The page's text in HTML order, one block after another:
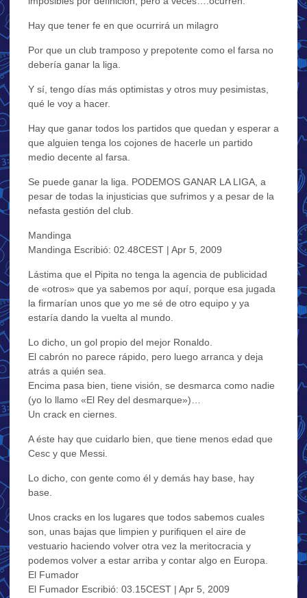
Hay que tener fe en que ocurrirá un milagro
Por que un club tramposo y prepotente como el farsa no
debería ganar la liga.
Y sí, tengo días más optimistas y otros muy pesimistas,
qué le voy a hacer.
Hay que ganar todos los partidos que quedan y esperar a
que alguien tenga los cojones de hacerle un partido
medio decente al farsa.
Se puede ganar la liga. PODEMOS GANAR LA LIGA, a
pesar de todas la injusticias que sufrimos y a pesar de la
nefasta gestión del club.
Mandinga
Mandinga Escribió: 02.48CEST | Apr 5, 2009
Lástima que el Pipita no tenga la agencia de publicidad
de «otros» que ya sabemos por aquí, porque esa jugada
la firmarían unos que yo me sé de otro equipo y ya
estaría dando la vuelta al mundo.
Lo dicho, un gol propio del mejor Ronaldo.
El cabrón no parece rápido, pero luego arranca y deja
atrás a quién sea.
Encima pasa bien, tiene visión, se desmarca como nadie
(yo lo llamo «El Rey del desmarque»)…
Un crack en ciernes.
A éste hay que cuidarlo bien, que tiene menos edad que
Cesc y que Messi.
Lo dicho, con gente como él y demás hay base, hay
base.
Unos cracks en los lugares que todos sabemos cuales
son, unas bajas que limpien y purifiquen el aire de
vestuario haciendo volver otra vez la meritocracia y
podemos volver a estar arriba y contar algo en Europa.
El Fumador
El Fumador Escribió: 03.15CEST | Apr 5, 2009